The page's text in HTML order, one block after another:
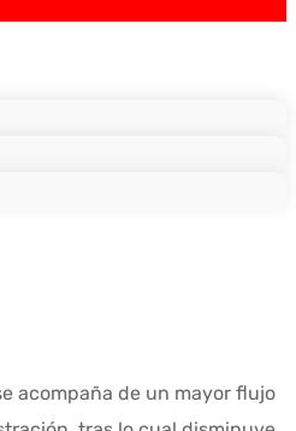
acompaña de un mayor flujo